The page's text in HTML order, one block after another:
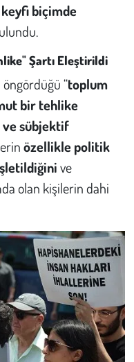
keyfi biçimde
Şartı Eleştirildi
“toplum
bir tehlike
sübjektif
özellikle politik
ve
olan kişilerin dahi